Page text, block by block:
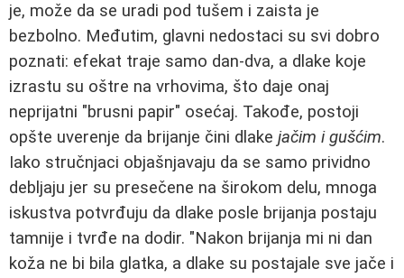
je, može da se uradi pod tušem i zaista je
bezbolno. Međutim, glavni nedostaci su svi dobro
poznati: efekat traje samo dan-dva, a dlake koje
izrastu su oštre na vrhovima, što daje onaj
neprijatni "brusni papir" osećaj. Takođe, postoji
opšte uverenje da brijanje čini dlake jačim i gušćim.
Iako stručnjaci objašnjavaju da se samo prividno
debljaju jer su presečene na širokom delu, mnoga
iskustva potvrđuju da dlake posle brijanja postaju
tamnije i tvrđe na dodir. "Nakon brijanja mi ni dan
koža ne bi bila glatka, a dlake su postajale sve jače i